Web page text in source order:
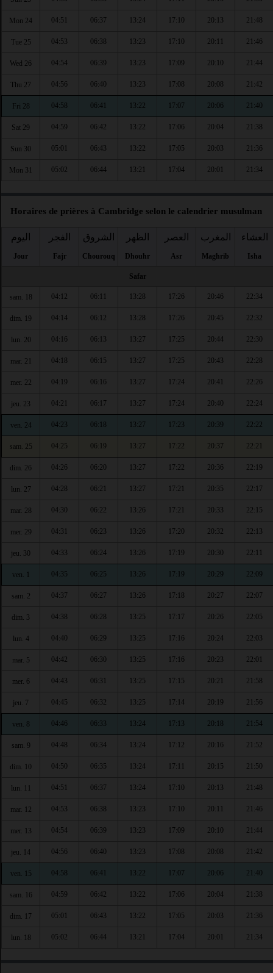
Mon 24 04:51 06:37 13:24 17:10 20:13 21:48
Tue 25 04:53 06:38 13:23 17:10 20:11 21:46
Wed 26 04:54 06:39 13:23 17:09 20:10 21:44
Thu 27 04:56 06:40 13:23 17:08 20:08 21:42
Fri 28 04:58 06:41 13:22 17:07 20:06 21:40
Sat 29 04:59 06:42 13:22 17:06 20:04 21:38
Sun 30 05:01 06:43 13:22 17:05 20:03 21:36
Mon 31 05:02 06:44 13:21 17:04 20:01 21:34
Horaires de prières à Cambridge selon le calendrier musulman
اليوم
Jour
الفجر
Fajr
الشروق
Chourouq
الظهر
Dhouhr
العصر
Asr
المغرب
Maghrib
العشاء
Isha
Safar
sam. 18 04:12 06:11 13:28 17:26 20:46 22:34
dim. 19 04:14 06:12 13:28 17:26 20:45 22:32
lun. 20 04:16 06:13 13:27 17:25 20:44 22:30
mar. 21 04:18 06:15 13:27 17:25 20:43 22:28
mer. 22 04:19 06:16 13:27 17:24 20:41 22:26
jeu. 23 04:21 06:17 13:27 17:24 20:40 22:24
ven. 24 04:23 06:18 13:27 17:23 20:39 22:22
sam. 25 04:25 06:19 13:27 17:22 20:37 22:21
dim. 26 04:26 06:20 13:27 17:22 20:36 22:19
lun. 27 04:28 06:21 13:27 17:21 20:35 22:17
mar. 28 04:30 06:22 13:26 17:21 20:33 22:15
mer. 29 04:31 06:23 13:26 17:20 20:32 22:13
jeu. 30 04:33 06:24 13:26 17:19 20:30 22:11
ven. 1 04:35 06:25 13:26 17:19 20:29 22:09
sam. 2 04:37 06:27 13:26 17:18 20:27 22:07
dim. 3 04:38 06:28 13:25 17:17 20:26 22:05
lun. 4 04:40 06:29 13:25 17:16 20:24 22:03
mar. 5 04:42 06:30 13:25 17:16 20:23 22:01
mer. 6 04:43 06:31 13:25 17:15 20:21 21:58
jeu. 7 04:45 06:32 13:25 17:14 20:19 21:56
ven. 8 04:46 06:33 13:24 17:13 20:18 21:54
sam. 9 04:48 06:34 13:24 17:12 20:16 21:52
dim. 10 04:50 06:35 13:24 17:11 20:15 21:50
lun. 11 04:51 06:37 13:24 17:10 20:13 21:48
mar. 12 04:53 06:38 13:23 17:10 20:11 21:46
mer. 13 04:54 06:39 13:23 17:09 20:10 21:44
jeu. 14 04:56 06:40 13:23 17:08 20:08 21:42
ven. 15 04:58 06:41 13:22 17:07 20:06 21:40
sam. 16 04:59 06:42 13:22 17:06 20:04 21:38
dim. 17 05:01 06:43 13:22 17:05 20:03 21:36
lun. 18 05:02 06:44 13:21 17:04 20:01 21:34